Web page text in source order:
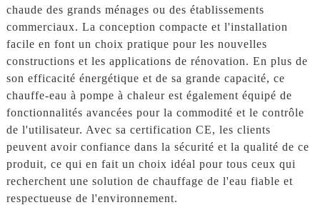
chaude des grands ménages ou des établissements
commerciaux. La conception compacte et l'installation
facile en font un choix pratique pour les nouvelles
constructions et les applications de rénovation. En plus de
son efficacité énergétique et de sa grande capacité, ce
chauffe-eau à pompe à chaleur est également équipé de
fonctionnalités avancées pour la commodité et le contrôle
de l'utilisateur. Avec sa certification CE, les clients
peuvent avoir confiance dans la sécurité et la qualité de ce
produit, ce qui en fait un choix idéal pour tous ceux qui
recherchent une solution de chauffage de l'eau fiable et
respectueuse de l'environnement.